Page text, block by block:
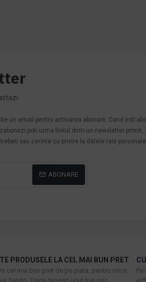
un email pentru activarea abonarii. Cand esti
poti urma linkul dintr-un newsletter
sau cerinte cu privire la datele tale personale.
ABONARE
PRODUSELE LA CEL MAI BUN PRET
cel mai bun pret de pe piata, pentru orice
Sanito. Daca gasesti unul mai mic,